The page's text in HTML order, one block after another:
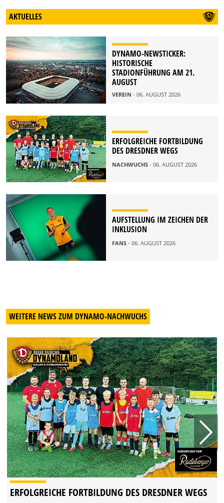
AKTUELLES
DYNAMO-NEWSTICKER:
HISTORISCHE
STADIONFÜHRUNG AM 21.
AUGUST
VEREIN - 06. AUGUST 2026
ERFOLGREICHE FORTBILDUNG
DES DRESDNER WEGS
NACHWUCHS - 06. AUGUST 2026
AUFSTELLUNG IM ZEICHEN DER
INKLUSION
FANS - 06. AUGUST 2026
WEITERE NEWS ZUM DYNAMO-NACHWUCHS
ERFOLGREICHE FORTBILDUNG DES DRESDNER WEGS